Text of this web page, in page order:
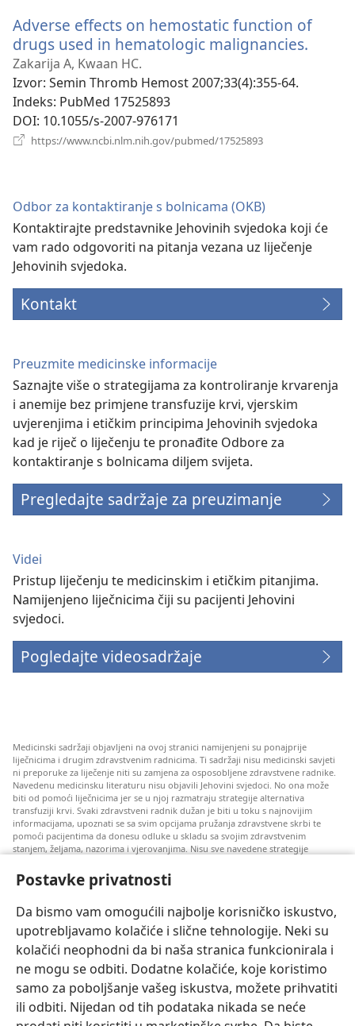
Postavke privatnosti
Da bismo vam omogućili najbolje korisničko iskustvo,
upotrebljavamo kolačiće i slične tehnologije. Neki su
kolačići neophodni da bi naša stranica funkcionirala i
ne mogu se odbiti. Dodatne kolačiće, koje koristimo
samo za poboljšanje vašeg iskustva, možete prihvatiti
ili odbiti. Nijedan od tih podataka nikada se neće
prozor)
Adverse effects on hemostatic function of
drugs used in hematologic malignancies.
Zakarija A, Kwaan HC.
Izvor‎: Semin Thromb Hemost 2007;33(4):355-64.
Indeks‎: PubMed 17525893
DOI‎: 10.1055/s-2007-976171
https://www.ncbi.nlm.nih.gov/pubmed/17525893
Odbor za kontaktiranje s bolnicama (OKB)
Kontaktirajte predstavnike Jehovinih svjedoka koji će
vam rado odgovoriti na pitanja vezana uz liječenje
Jehovinih svjedoka.
Kontakt
Preuzmite medicinske informacije
Saznajte više o strategijama za kontroliranje krvarenja
i anemije bez primjene transfuzije krvi, vjerskim
uvjerenjima i etičkim principima Jehovinih svjedoka
kad je riječ o liječenju te pronađite Odbore za
kontaktiranje s bolnicama diljem svijeta.
Pregledajte sadržaje za preuzimanje
Videi
Pristup liječenju te medicinskim i etičkim pitanjima.
Namijenjeno liječnicima čiji su pacijenti Jehovini
svjedoci.
Pogledajte videosadržaje
Medicinski sadržaji objavljeni na ovoj stranici namijenjeni su ponajprije
liječnicima i drugim zdravstvenim radnicima. Ti sadržaji nisu medicinski savjeti
ni preporuke za liječenje niti su zamjena za osposobljene zdravstvene radnike.
Navedenu medicinsku literaturu nisu objavili Jehovini svjedoci. No ona može
biti od pomoći liječnicima jer se u njoj razmatraju strategije alternativa
transfuziji krvi. Svaki zdravstveni radnik dužan je biti u toku s najnovijim
informacijama, upoznati se sa svim opcijama pružanja zdravstvene skrbi te
pomoći pacijentima da donesu odluke u skladu sa svojim zdravstvenim
stanjem, željama, nazorima i vjerovanjima. Nisu sve navedene strategije
Napomena pacijentima: Ako trebate savjet oko svog zdravstvenog stanja i
radnicima. Pomoć liječnika zatražite ako sumnjate da ste oboljeli.
Korištenje ove stranice podliježe uvjetima korištenja.
Postavke prikaza